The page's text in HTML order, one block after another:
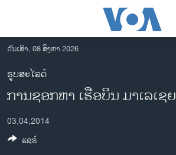
ເຂົ້າ
ຫາ
ຂ້າມ
ຂ້າມ
ໄປ
ຫາ
ລາວ
ອາເມຣິກາ
ການເລືອກຕັ້ງ ປະທານາທີບໍດີ ສະຫະລັດ 2024
ຂ່າວ​ຈີນ
ວັນເສົາ, 08 ສິງຫາ 2026
ຮູບສະໄລດ໌
ການຊອກຫາ ເຮືອບິນ ມາເລເຊຍ
03,04,2014
ແຊຣ໌